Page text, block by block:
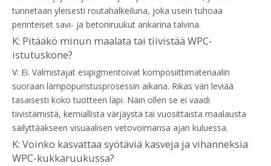
tunnetaan yleisesti routahalkeiluna, joka usein tuhoaa
perinteiset savi- ja betoniruukut ankarina talvina.
K: Pitääkö minun maalata tai tiivistää WPC-
istutuskone?
V: Ei. Valmistajat esipigmentoivat komposiittimateriaalin
suoraan lämpöpuristusprosessin aikana. Rikas väri leviää
tasaisesti koko tuotteen läpi. Näin ollen se ei vaadi
tiivistämistä, kemiallista värjäystä tai vuosittaista maalausta
säilyttääkseen visuaalisen vetovoimansa ajan kuluessa.
K: Voinko kasvattaa syötäviä kasveja ja vihanneksia
WPC-kukkaruukussa?